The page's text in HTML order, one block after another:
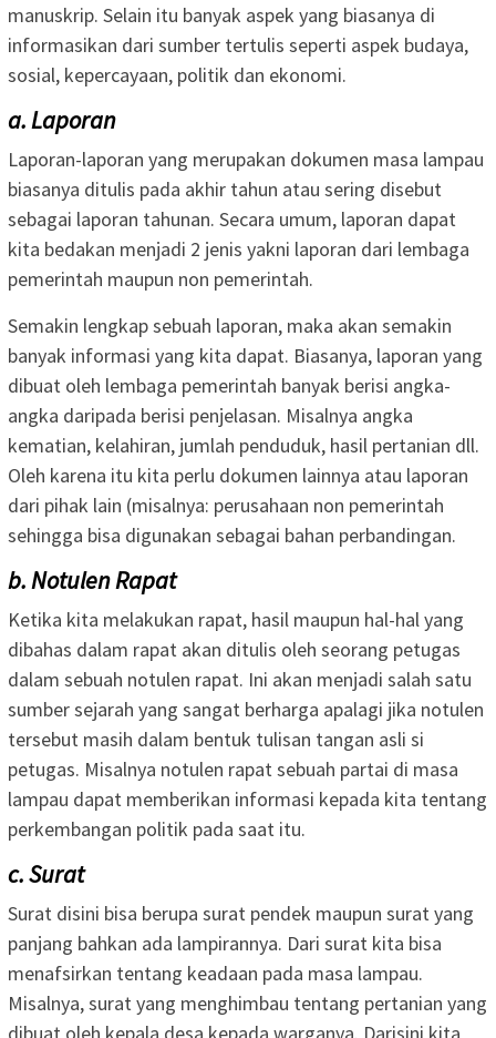
manuskrip. Selain itu banyak aspek yang biasanya di
informasikan dari sumber tertulis seperti aspek budaya,
sosial, kepercayaan, politik dan ekonomi.
a. Laporan
Laporan-laporan yang merupakan dokumen masa lampau
biasanya ditulis pada akhir tahun atau sering disebut
sebagai laporan tahunan. Secara umum, laporan dapat
kita bedakan menjadi 2 jenis yakni laporan dari lembaga
pemerintah maupun non pemerintah.
Semakin lengkap sebuah laporan, maka akan semakin
banyak informasi yang kita dapat. Biasanya, laporan yang
dibuat oleh lembaga pemerintah banyak berisi angka-
angka daripada berisi penjelasan. Misalnya angka
kematian, kelahiran, jumlah penduduk, hasil pertanian dll.
Oleh karena itu kita perlu dokumen lainnya atau laporan
dari pihak lain (misalnya: perusahaan non pemerintah
sehingga bisa digunakan sebagai bahan perbandingan.
b. Notulen Rapat
Ketika kita melakukan rapat, hasil maupun hal-hal yang
dibahas dalam rapat akan ditulis oleh seorang petugas
dalam sebuah notulen rapat. Ini akan menjadi salah satu
sumber sejarah yang sangat berharga apalagi jika notulen
tersebut masih dalam bentuk tulisan tangan asli si
petugas. Misalnya notulen rapat sebuah partai di masa
lampau dapat memberikan informasi kepada kita tentang
perkembangan politik pada saat itu.
c. Surat
Surat disini bisa berupa surat pendek maupun surat yang
panjang bahkan ada lampirannya. Dari surat kita bisa
menafsirkan tentang keadaan pada masa lampau.
Misalnya, surat yang menghimbau tentang pertanian yang
dibuat oleh kepala desa kepada warganya. Darisini kita